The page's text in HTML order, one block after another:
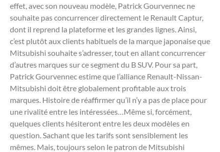
effet, avec son nouveau modèle, Patrick Gourvennec ne
souhaite pas concurrencer directement le Renault Captur,
dont il reprend la plateforme et les grandes lignes.Ainsi,
c’est plutôt aux clients habituels de la marque japonaise que
Mitsubishi souhaite s’adresser, tout en allant concurrencer
d’autres marques sur ce segment du B SUV. Pour sa part,
Patrick Gourvennec estime que l’alliance Renault-Nissan-
Mitsubishi doit être globalement profitable aux trois
marques. Histoire de réaffirmer qu’il n’y a pas de place pour
une rivalité entre les intéressées…Même si, forcément,
quelques clients hésiteront entre les deux modèles en
question. Sachant que les tarifs sont sensiblement les
mêmes. Mais, toujours selon le patron de Mitsubishi